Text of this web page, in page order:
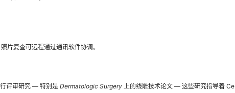
片复查可远程通过通讯软件协调。
评审研究 — 特别是 Dermatologic Surgery 上的线雕技术论文 — 这些研究指导着 Ce